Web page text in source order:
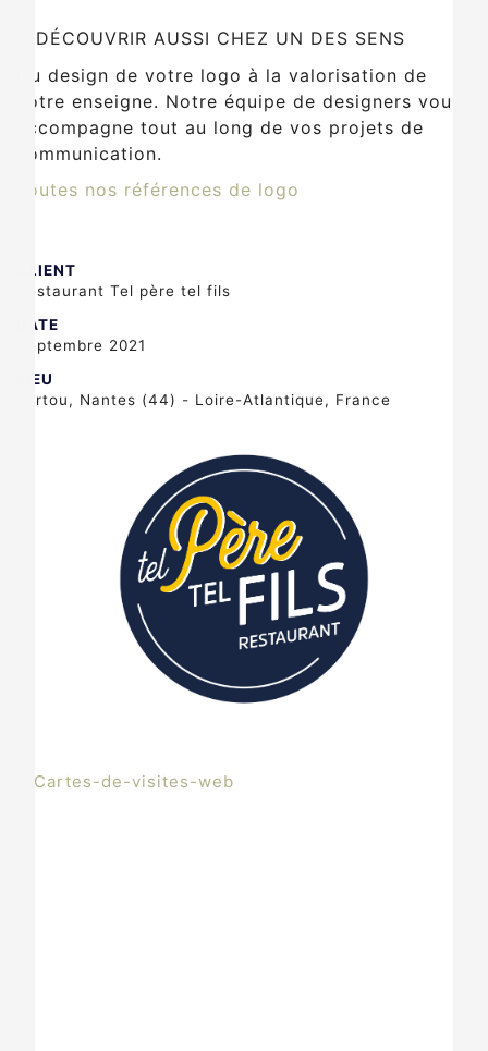
À DÉCOUVRIR AUSSI CHEZ UN DES SENS
Du design de votre logo à la valorisation de
votre enseigne. Notre équipe de designers vous
accompagne tout au long de vos projets de
communication.
Toutes nos références de logo
CLIENT
Restaurant Tel père tel fils
DATE
Septembre 2021
LIEU
Vertou, Nantes (44) - Loire-Atlantique, France